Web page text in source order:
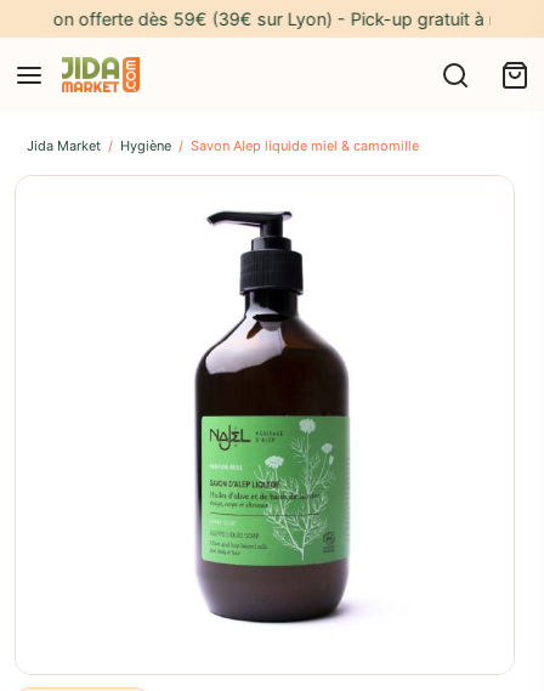
offerte dès 59€ (39€ sur Lyon) - Pick-up gratuit à notre
Jida Market / Hygiène / Savon Alep liquide miel & camomille